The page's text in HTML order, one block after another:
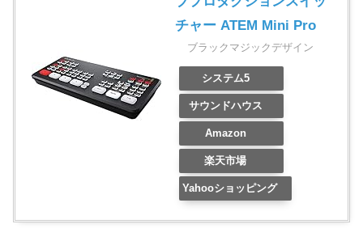
チャー ATEM Mini Pro
ブラックマジックデザイン
システム5
サウンドハウス
Amazon
楽天市場
Yahooショッピング